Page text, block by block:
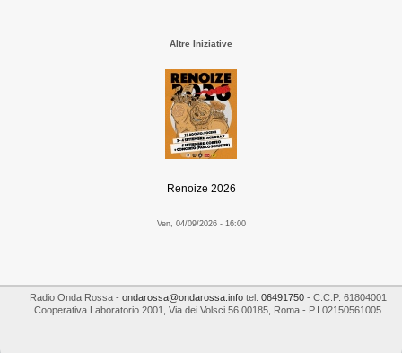
Altre Iniziative
Renoize 2026
Ven, 04/09/2026 - 16:00
Radio Onda Rossa- ondarossa@ondarossa.infotel. 06491750- C.C.P. 61804001
Cooperativa Laboratorio 2001
Via dei Volsci 56 00185 Roma - P.I 02150561005